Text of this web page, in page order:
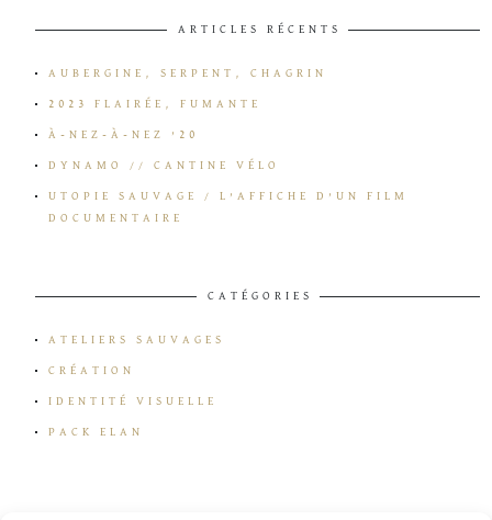
ARTICLES RÉCENTS
AUBERGINE, SERPENT, CHAGRIN
2023 FLAIRÉE, FUMANTE
À-NEZ-À-NEZ ’20
DYNAMO // CANTINE VÉLO
UTOPIE SAUVAGE / L’AFFICHE D’UN FILM
DOCUMENTAIRE
CATÉGORIES
ATELIERS SAUVAGES
CRÉATION
IDENTITÉ VISUELLE
PACK ELAN